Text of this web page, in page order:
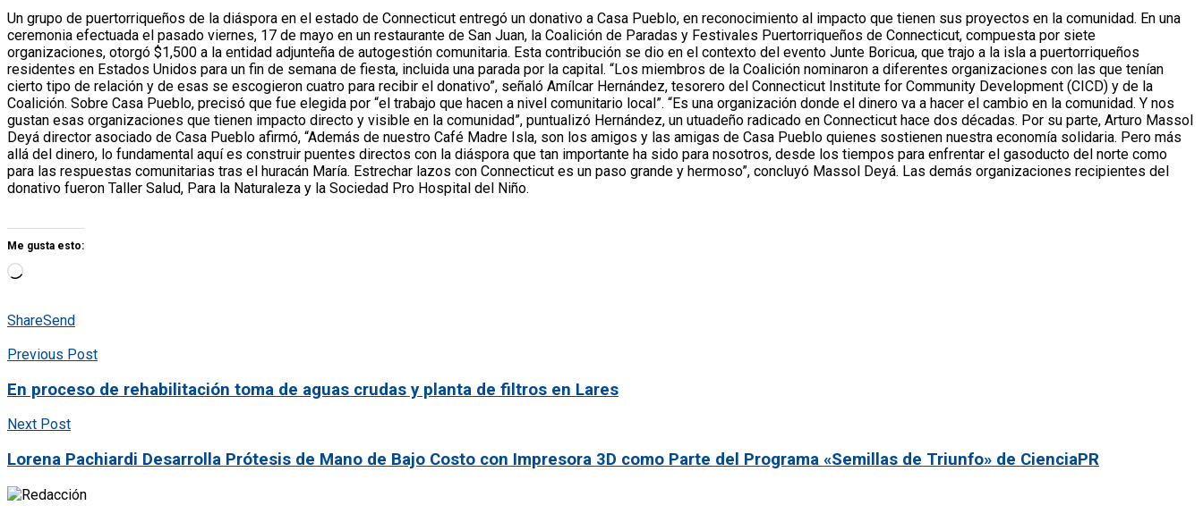
Un grupo de puertorriqueños de la diáspora en el estado de Connecticut entregó un donativo a Casa Pueblo, en reconocimiento al impacto que tienen sus proyectos en la comunidad. En una
ceremonia efectuada el pasado viernes, 17 de mayo en un restaurante de San Juan, la Coalición de Paradas y Festivales Puertorriqueños de Connecticut, compuesta por siete
organizaciones, otorgó $1,500 a la entidad adjunteña de autogestión comunitaria. Esta contribución se dio en el contexto del evento Junte Boricua, que trajo a la isla a puertorriqueños
residentes en Estados Unidos para un fin de semana de fiesta, incluida una parada por la capital. “Los miembros de la Coalición nominaron a diferentes organizaciones con las que tenían
cierto tipo de relación y de esas se escogieron cuatro para recibir el donativo”, señaló Amílcar Hernández, tesorero del Connecticut Institute for Community Development (CICD) y de la
Coalición. Sobre Casa Pueblo, precisó que fue elegida por “el trabajo que hacen a nivel comunitario local”. “Es una organización donde el dinero va a hacer el cambio en la comunidad. Y nos
gustan esas organizaciones que tienen impacto directo y visible en la comunidad”, puntualizó Hernández, un utuadeño radicado en Connecticut hace dos décadas. Por su parte, Arturo Massol
Deyá director asociado de Casa Pueblo afirmó, “Además de nuestro Café Madre Isla, son los amigos y las amigas de Casa Pueblo quienes sostienen nuestra economía solidaria. Pero más
allá del dinero, lo fundamental aquí es construir puentes directos con la diáspora que tan importante ha sido para nosotros, desde los tiempos para enfrentar el gasoducto del norte como
para las respuestas comunitarias tras el huracán María. Estrechar lazos con Connecticut es un paso grande y hermoso”, concluyó Massol Deyá. Las demás organizaciones recipientes del
donativo fueron Taller Salud, Para la Naturaleza y la Sociedad Pro Hospital del Niño.
Me gusta esto:
ShareSend
Previous Post
En proceso de rehabilitación toma de aguas crudas y planta de filtros en Lares
Next Post
Lorena Pachiardi Desarrolla Prótesis de Mano de Bajo Costo con Impresora 3D como Parte del Programa «Semillas de Triunfo» de CienciaPR